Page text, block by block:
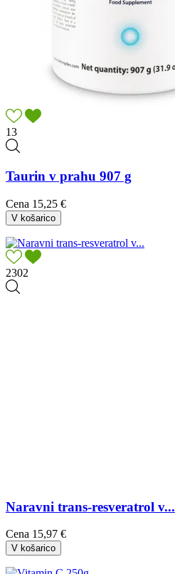
13
Taurin v prahu 907 g
Cena 15,25 €
V košarico
2302
Naravni trans-resveratrol v...
Cena 15,97 €
V košarico